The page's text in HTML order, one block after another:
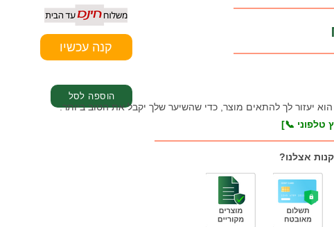
יעזור לך להתאים מוצר, כדי שהשיער שלך יקבל את הטוב ביותר.
טלפוני 📞]
אצלנו?